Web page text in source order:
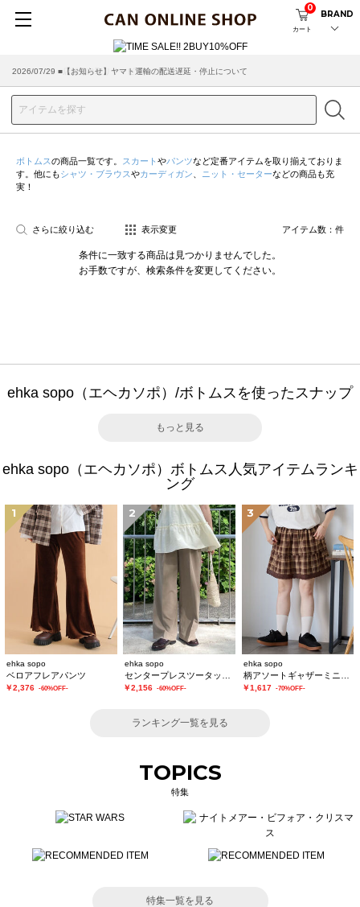
カート
0
BRAND
2026/07/29 ■【お知らせ】ヤマト運輸の配送遅延・停止について
2026/03/18 ■店舗受け取りサービスのご案内
ボトムスの商品一覧です。 スカート やパンツなど定番アイテムを取り揃えておりま
す。他にもシャツ・ブラウスやカーディガン ニット・セーターなどの商品も充
実！
さらに絞り込む 表示変更 アイテム数： 件
条件に一致する商品は見つかりませんでした。
お手数ですが、検索条件を変更してください。
ehka sopo（エヘカソポ）/ボトムスを使ったスナップ
もっと見る
ehka sopo（エヘカソポ）ボトムス人気アイテムランキ
ング
1
ehka sopo
ベロアフレアパンツ
￥2,376 -60%OFF-
2
ehka sopo
￥2,156 -60%OFF-
3
ehka sopo
￥1,617 -70%OFF-
ランキング一覧を見る
TOPICS
特集
特集一覧を見る